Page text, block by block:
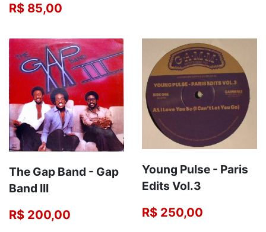
R$ 85,00
The Gap Band - Gap
Band III
R$ 200,00
Young Pulse - Paris
Edits Vol.3
R$ 250,00